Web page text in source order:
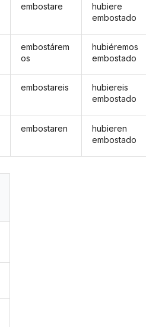
embostare
embostárem
os
embostareis
embostaren
hubiere
embostado
hubiéremos
embostado
hubiereis
embostado
hubieren
embostado